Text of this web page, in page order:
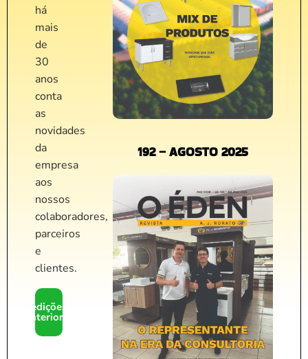
há
mais
de
30
anos
conta
as
novidades
da
empresa
aos
nossos
colaboradores,
parceiros
e
clientes.
edições
anteriores
192 – AGOSTO 2025